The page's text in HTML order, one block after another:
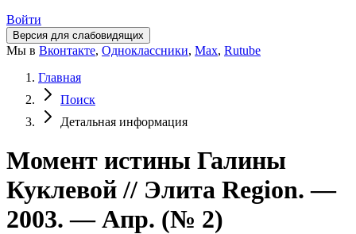
Войти
Версия для слабовидящих
Мы в Вконтакте, Одноклассники, Max, Rutube
Главная
Поиск
Детальная информация
Момент истины Галины
Куклевой // Элита Region. —
2003. — Апр. (№ 2)